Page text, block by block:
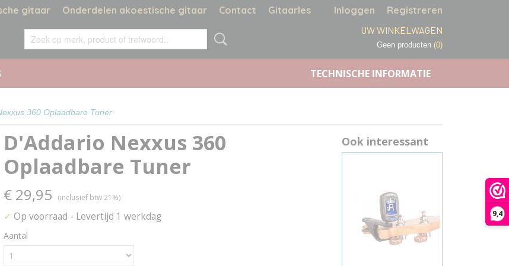
9,4
gitaar Onderdelen akoestische gitaar Contact Gitaarles Inloggen Registreren
UW WINKELWAGEN
Geen producten (0)
TECHNISCHE INFORMATIE
360 Oplaadbare Tuner
D'Addario Nexxus 360
Oplaadbare Tuner
€ 29,95 (inclusief btw 21%)
✓ Op voorraad - Levertijd 1 werkdag
Aantal
Ook interessant